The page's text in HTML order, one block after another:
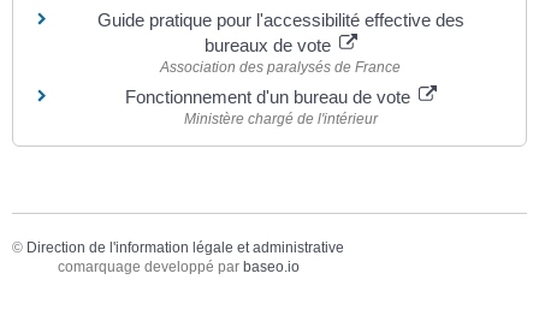
Guide pratique pour l'accessibilité effective des
bureaux de vote
Association des paralysés de France
Fonctionnement d'un bureau de vote
Ministère chargé de l'intérieur
© Direction de l'information légale et administrative
comarquage developpé par baseo.io